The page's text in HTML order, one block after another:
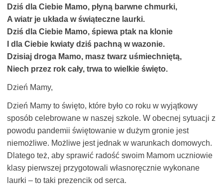
Dziś dla Ciebie Mamo, płyną barwne chmurki,
A wiatr je układa w świąteczne laurki.
Dziś dla Ciebie Mamo, śpiewa ptak na klonie
I dla Ciebie kwiaty dziś pachną w wazonie.
Dzisiaj droga Mamo, masz twarz uśmiechniętą,
Niech przez rok cały, trwa to wielkie święto.
Dzień Mamy,
Dzień Mamy to święto, które było co roku w wyjątkowy
sposób celebrowane w naszej szkole. W obecnej sytuacji z
powodu pandemii świętowanie w dużym gronie jest
niemożliwe. Możliwe jest jednak w warunkach domowych.
Dlatego też, aby sprawić radość swoim Mamom uczniowie
klasy pierwszej przygotowali własnoręcznie wykonane
laurki – to taki prezencik od serca.